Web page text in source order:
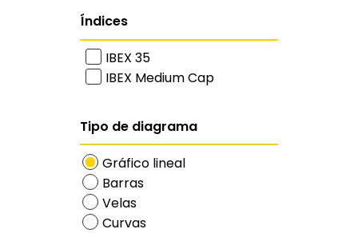
Índices
IBEX 35
IBEX Medium Cap
Tipo de diagrama
Gráfico lineal
Barras
Velas
Curvas